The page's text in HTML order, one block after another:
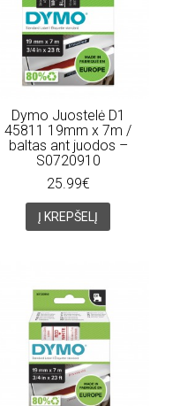
Dymo Juostelė D1
45811 19mm x 7m /
baltas ant juodos –
S0720910
25.99€
Į KREPŠELĮ